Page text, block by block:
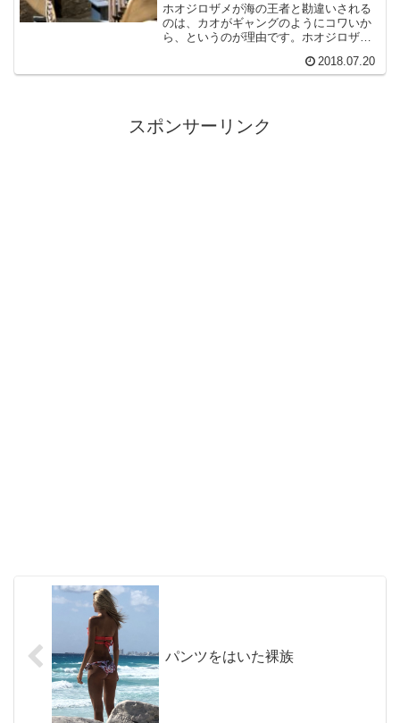
ホオジロザメが海の王者と勘違いされる
のは、カオがギャングのようにコワいか
ら、というのが理由です。ホオジロザメ
体重、筋力、スピード、肋骨の防御力、
頭脳すべてにおいてシャチの方が強いの
2018.07.20
スポンサーリンク
パンツをはいた裸族